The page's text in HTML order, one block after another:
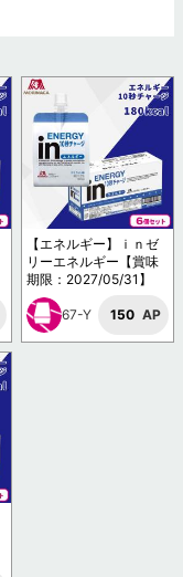
【エネルギー】ｉｎゼ
リーエネルギー【賞味
期限：2027/05/31】
67-Y 150 AP